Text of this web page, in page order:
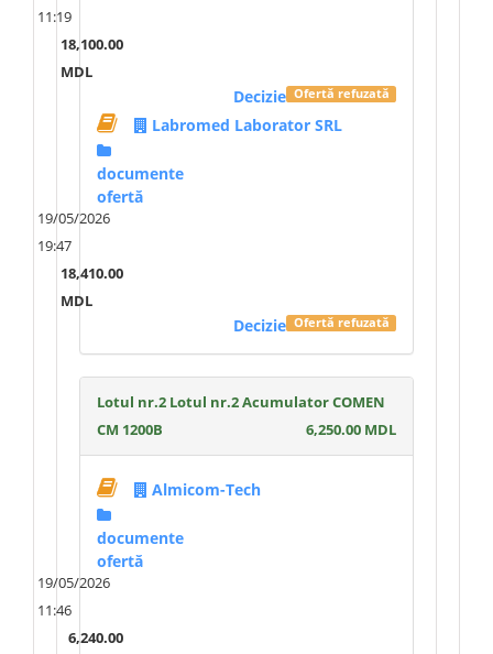
11:19
18,100.00
MDL
Ofertă refuzată
Decizie
Labromed Laborator SRL
documente
ofertă
19/05/2026
19:47
18,410.00
MDL
Ofertă refuzată
Decizie
Lotul nr.2 Lotul nr.2 Acumulator COMEN
CM 1200B
6,250.00 MDL
Almicom-Tech
documente
ofertă
19/05/2026
11:46
6,240.00